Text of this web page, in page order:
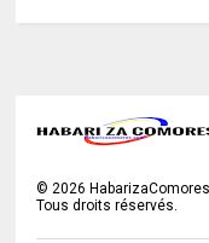
©2026
Tous droits réservés.